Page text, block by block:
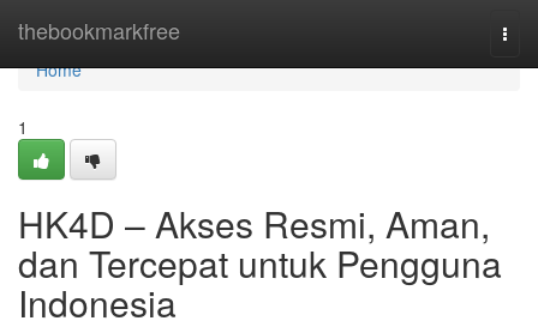
thebookmarkfree
Home
Home
1
HK4D – Akses Resmi, Aman,
dan Tercepat untuk Pengguna
Indonesia